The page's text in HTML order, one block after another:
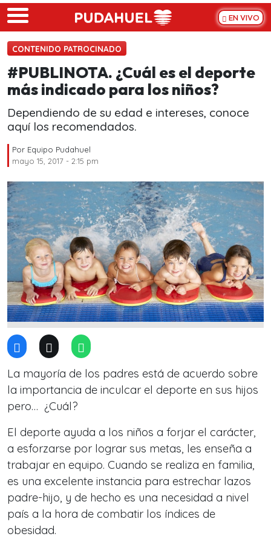
Skip to main content
EN VIVO
CONTENIDO PATROCINADO
#PUBLINOTA. ¿Cuál es el deporte
más indicado para los niños?
Dependiendo de su edad e intereses, conoce
aquí los recomendados.
Por Equipo Pudahuel
mayo 15, 2017 - 2:15 pm
La mayoría de los padres está de acuerdo sobre
la importancia de inculcar el deporte en sus hijos
pero… ¿Cuál?
El deporte ayuda a los niños a forjar el carácter,
a esforzarse por lograr sus metas, les enseña a
trabajar en equipo. Cuando se realiza en familia,
es una excelente instancia para estrechar lazos
padre-hijo, y de hecho es una necesidad a nivel
país a la hora de combatir los índices de
obesidad.